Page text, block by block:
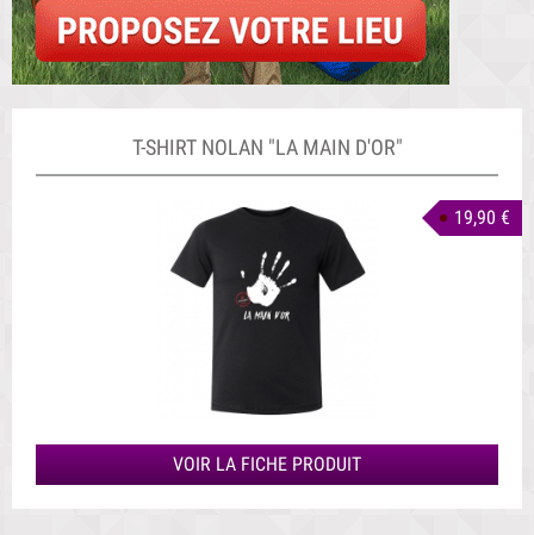
T-SHIRT NOLAN "LA MAIN D'OR"
19,90 €
VOIR LA FICHE PRODUIT